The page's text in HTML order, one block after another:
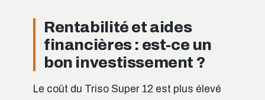
Rentabilité et aides
financières : est-ce un
bon investissement ?
Le coût du Triso Super 12 est plus élevé